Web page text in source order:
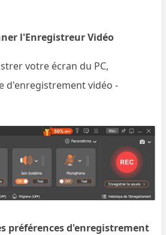
l'Enregistreur Vidéo
votre écran du PC,
d'enregistrement vidéo -
préférences d'enregistrement